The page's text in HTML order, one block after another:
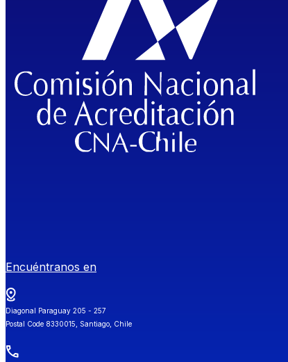
Encuéntranos en
Diagonal Paraguay 205 - 257
Postal Code 8330015, Santiago, Chile